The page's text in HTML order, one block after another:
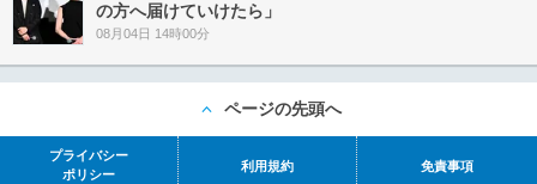
の方へ届けていけたら」
08月04日 14時00分
ページの先頭へ
プライバシー
ポリシー
利用規約 免責事項